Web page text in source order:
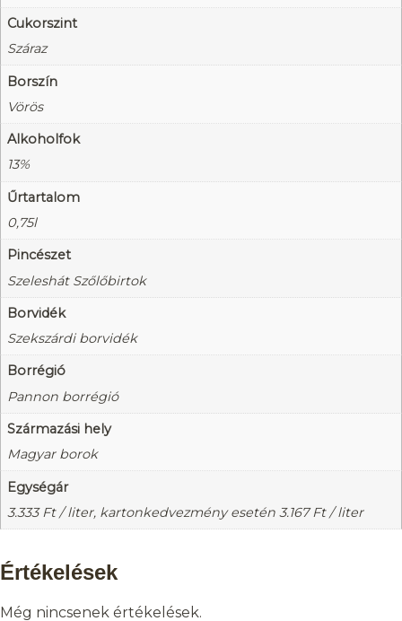
Cukorszint
Száraz
Borszín
Vörös
Alkoholfok
13%
Űrtartalom
0,75l
Pincészet
Szeleshát Szőlőbirtok
Borvidék
Szekszárdi borvidék
Borrégió
Pannon borrégió
Származási hely
Magyar borok
Egységár
3.333Ft/ liter, kartonkedvezmény esetén3.167Ft/ liter
Értékelések
Még nincsenek értékelések.